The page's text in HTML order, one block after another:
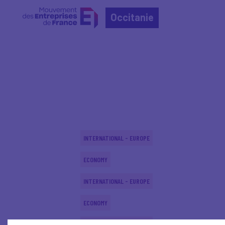
Occitanie
INTERNATIONAL - EUROPE
ECONOMY
INTERNATIONAL - EUROPE
ECONOMY